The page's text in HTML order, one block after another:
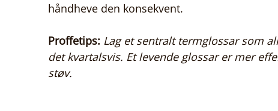
håndheve den konsekvent.
Proffetips: Lag et sentralt termglossar som
det kvartalsvis. Et levende glossar er mer
støv.